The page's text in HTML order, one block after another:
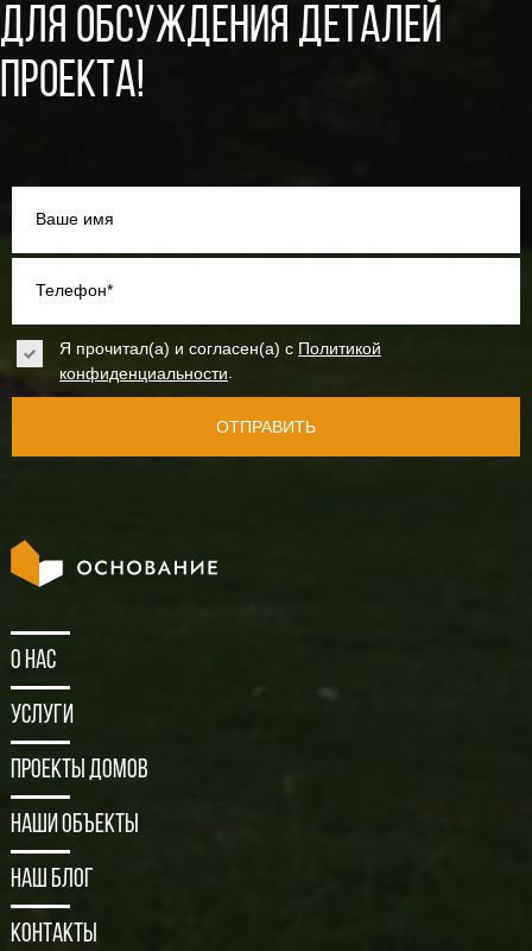
ДЛЯ ОБСУЖДЕНИЯ ДЕТАЛЕЙ
ПРОЕКТА!
Ваше имя
Телефон*
Я прочитал(а) и согласен(а) с Политикой
конфиденциальности.
ОТПРАВИТЬ
О нас
Услуги
Проекты домов
Наши объекты
Наш блог
Контакты